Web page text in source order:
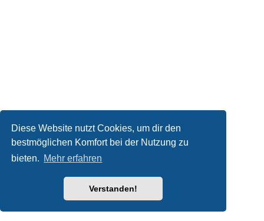
Diese Website nutzt Cookies, um dir den
bestmöglichen Komfort bei der Nutzung zu
bieten. Mehr erfahren
Verstanden!